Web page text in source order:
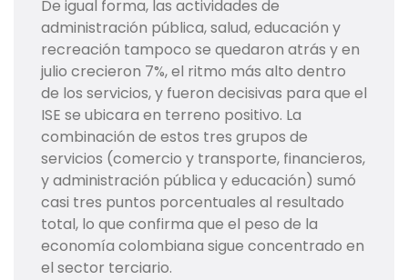
De igual forma, las actividades de
administración pública, salud, educación y
recreación tampoco se quedaron atrás y en
julio crecieron 7%, el ritmo más alto dentro
de los servicios, y fueron decisivas para que el
ISE se ubicara en terreno positivo. La
combinación de estos tres grupos de
servicios (comercio y transporte, financieros,
y administración pública y educación) sumó
casi tres puntos porcentuales al resultado
total, lo que confirma que el peso de la
economía colombiana sigue concentrado en
el sector terciario.